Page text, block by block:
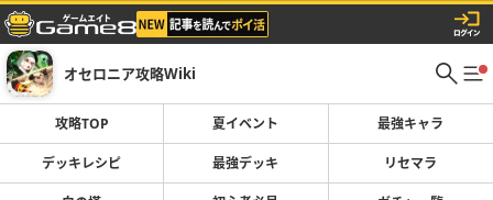
オセロニア攻略Wiki
攻略TOP 夏イベント 最強キャラ
デッキレシピ 最強デッキ リセマラ